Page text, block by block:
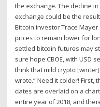
the exchange. The decline
exchange could be the
Bitcoin investor Trace
prices to remain lower for
settled bitcoin futures may
sure hope CBOE, with USD
think that mild crypto
wrote.” Need it colder! First,
dates are overlaid on a
entire year of 2018, and